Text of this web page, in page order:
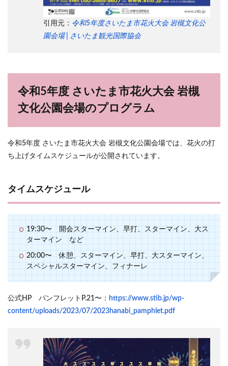
引用元： 令和5年度さいたま市花火大会 岩槻文化公
園会場 | さいたま観光国際協会
令和5年度 さいたま市花火大会 岩槻
文化公園会場のプログラム
令和5年度 さいたま市花火大会 岩槻文化公園会場では、花火の打
ち上げタイムスケジュールが公開されています。
タイムスケジュール
19:30〜 開会スターマイン、早打、スターマイン、大ス
ターマイン など
20:00〜 休憩、スターマイン、早打、大スターマイン、
スペシャルスターマイン、フィナーレ
公式HP パンフレットP.21〜： https://www.stib.jp/wp-
content/uploads/2023/07/2023hanabi_pamphlet.pdf